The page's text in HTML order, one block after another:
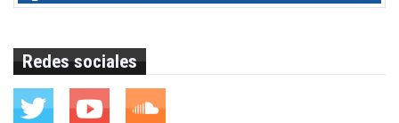
Redes sociales